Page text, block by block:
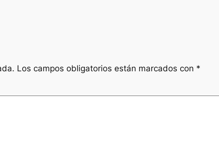
Los campos obligatorios están marcados con *